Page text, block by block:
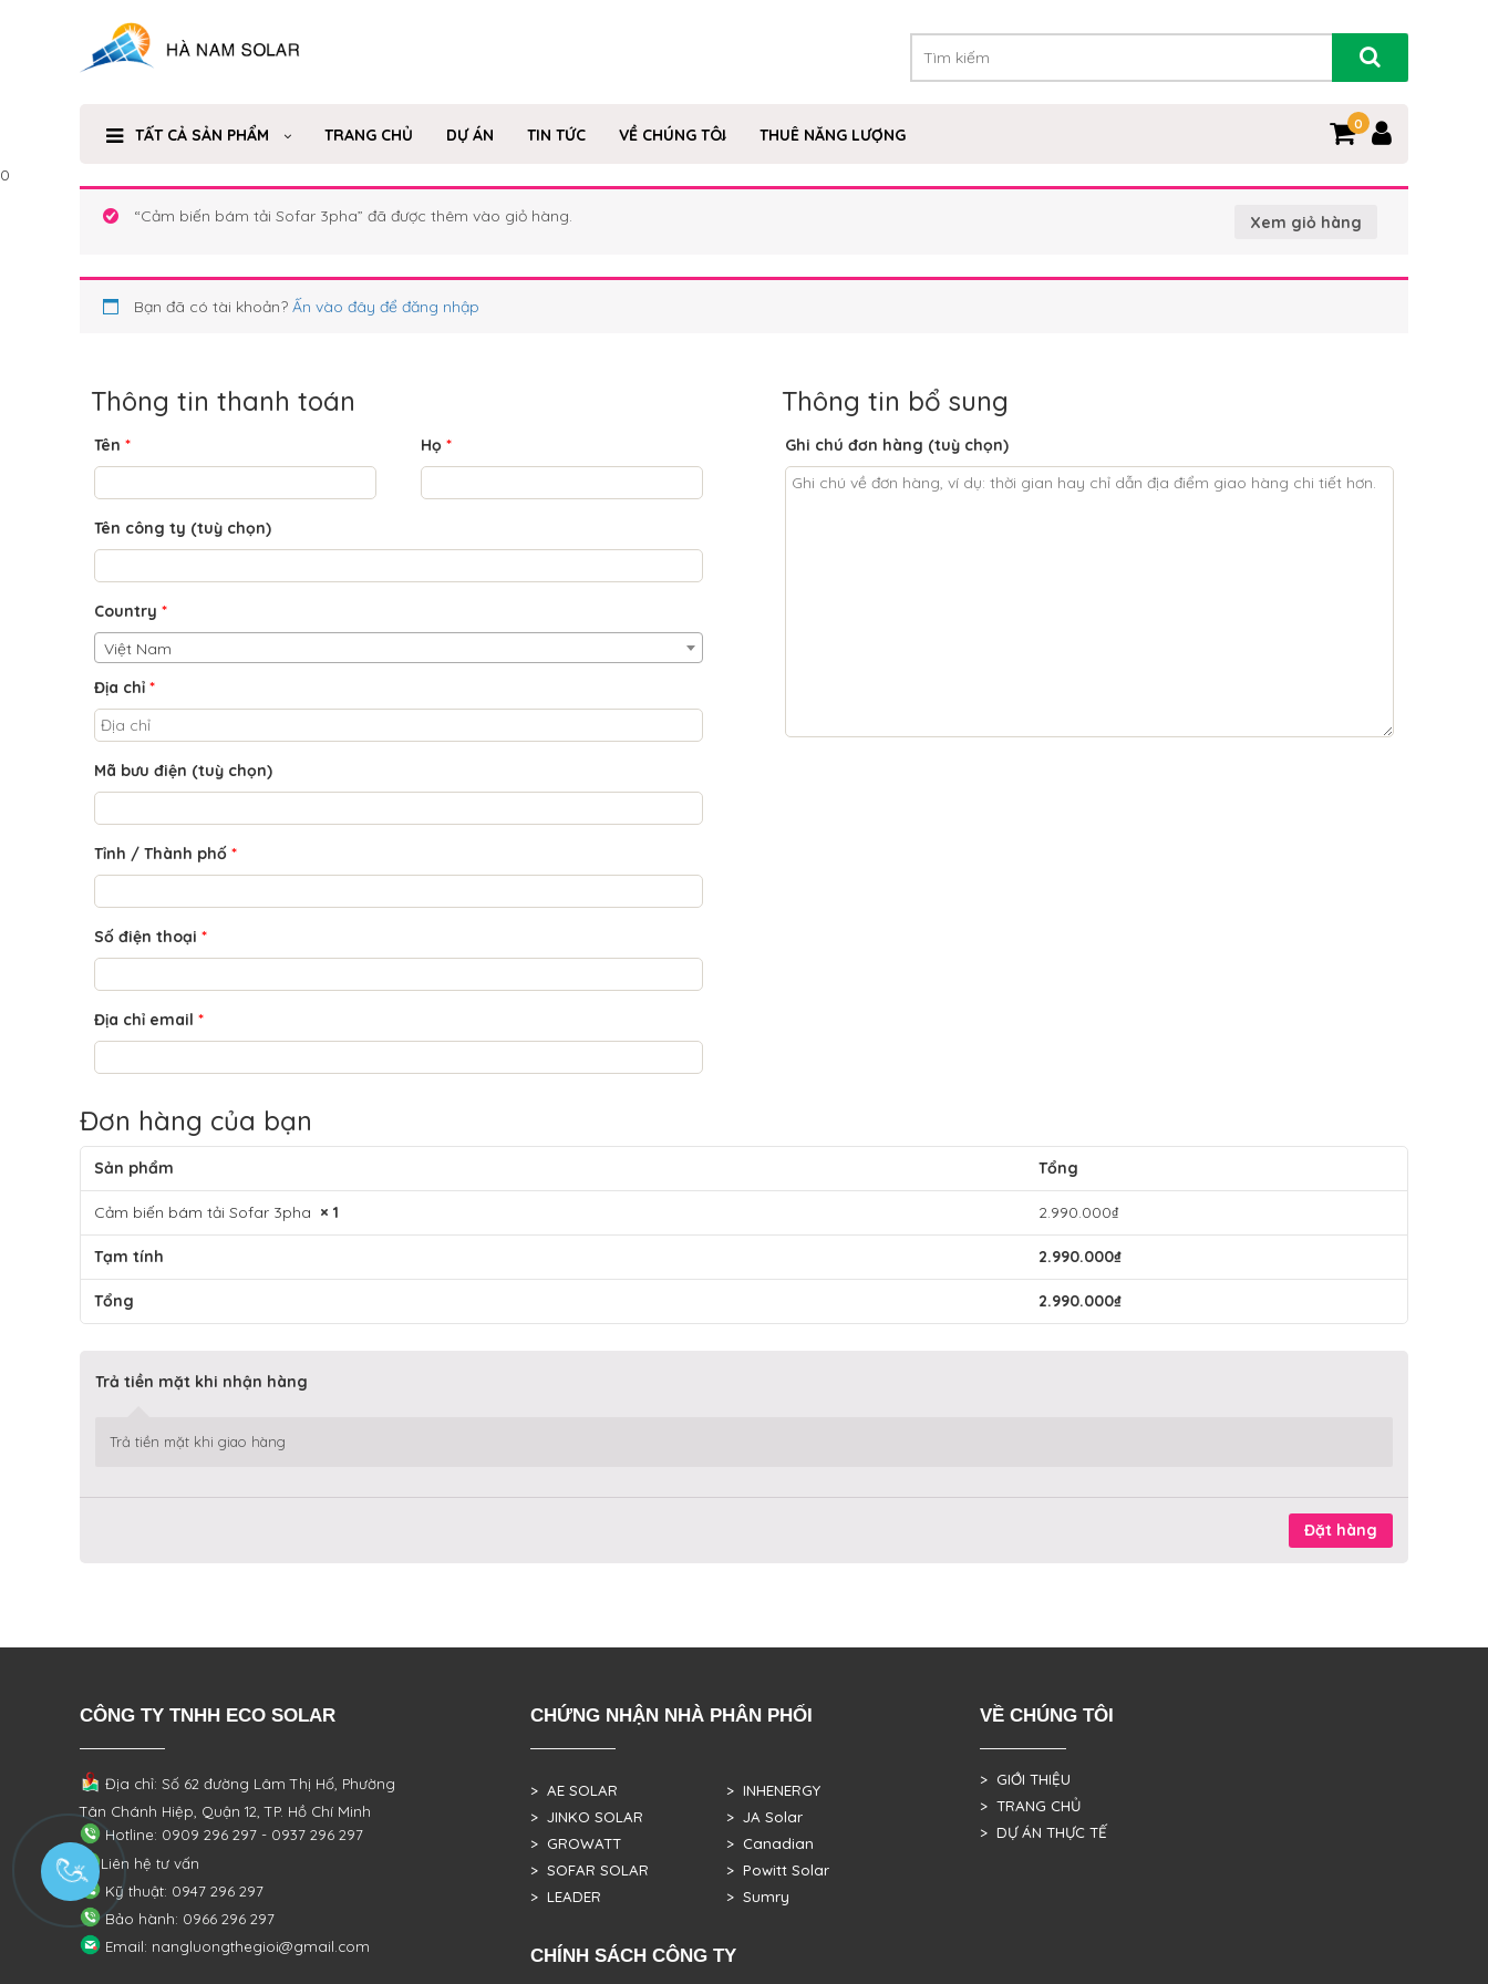
TẤT CẢ SẢN PHẨM TRANG CHỦ DỰ ÁN TIN TỨC VỀ CHÚNG TÔI THUÊ NĂNG LƯỢNG
0
0
Xem giỏ hàng
“Cảm biến bám tải Sofar 3pha” đã được thêm vào giỏ hàng.
Bạn đã có tài khoản? Ấn vào đây để đăng nhập
Thông tin thanh toán
Tên * Họ *
Tên công ty (tuỳ chọn)
Country *
Việt Nam
Địa chỉ *
Mã bưu điện (tuỳ chọn)
Tỉnh / Thành phố *
Số điện thoại *
Địa chỉ email *
Thông tin bổ sung
Ghi chú đơn hàng (tuỳ chọn)
Đơn hàng của bạn
Sản phẩm Tổng
Cảm biến bám tải Sofar 3pha × 1 ₫
2.990.000
Tạm tính ₫
2.990.000
Tổng ₫
2.990.000
Trả tiền mặt khi nhận hàng
Trả tiền mặt khi giao hàng
Đặt hàng
CÔNG TY TNHH ECO SOLAR
Địa chỉ: Số 62 đường Lâm Thị Hố, Phường
Tân Chánh Hiệp, Quận 12, TP. Hồ Chí Minh
Hotline: 0909 296 297 - 0937 296 297
Liên hệ tư vấn
Kỹ thuật: 0947 296 297
Bảo hành: 0966 296 297
Email: nangluongthegioi@gmail.com
CHỨNG NHẬN NHÀ PHÂN PHỐI
> AE SOLAR
> JINKO SOLAR
> GROWATT
> SOFAR SOLAR
> LEADER
> INHENERGY
> JA Solar
> Canadian
> Powitt Solar
> Sumry
CHÍNH SÁCH CÔNG TY
VỀ CHÚNG TÔI
> GIỚI THIỆU
> TRANG CHỦ
> DỰ ÁN THỰC TẾ